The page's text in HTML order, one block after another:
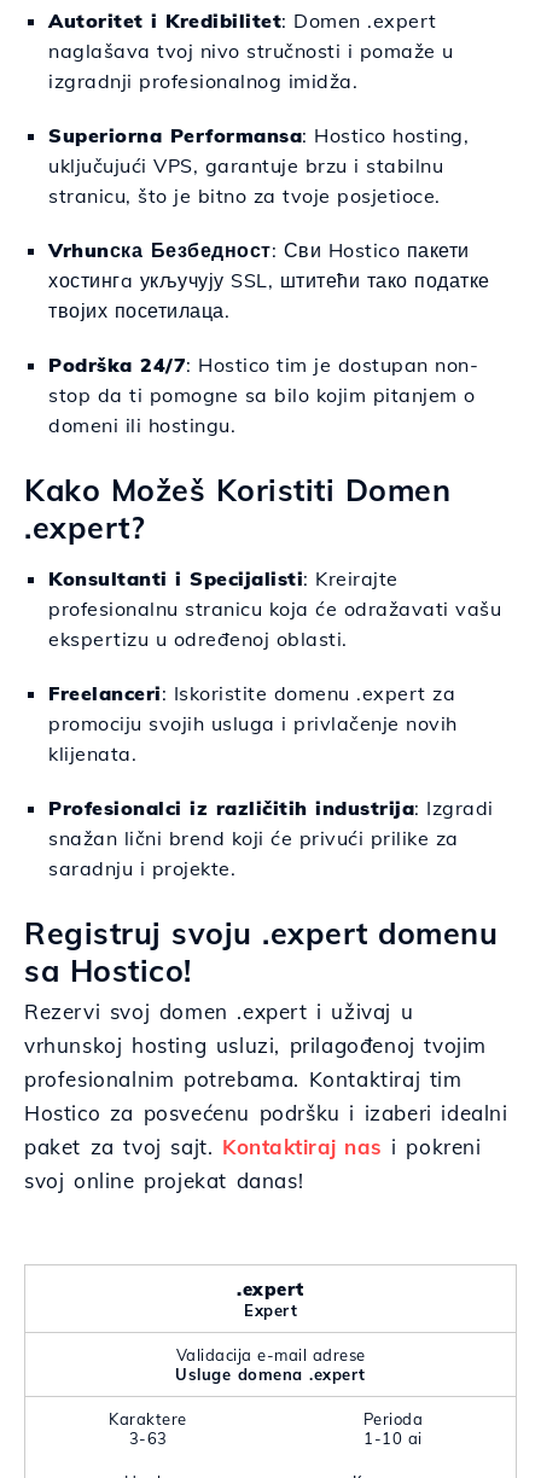
Autoritet i Kredibilitet: Domen .expert
naglašava tvoj nivo stručnosti i pomaže u
izgradnji profesionalnog imidža.
Superiorna Performansa: Hostico hosting,
uključujući VPS, garantuje brzu i stabilnu
stranicu, što je bitno za tvoje posjetioce.
Vrhunска Безбедност: Сви Hostico пакети
хостингa укључују SSL, штитећи тако податке
твојих посетилаца.
Podrška 24/7: Hostico tim je dostupan non-
stop da ti pomogne sa bilo kojim pitanjem o
domeni ili hostingu.
Kako Možeš Koristiti Domen
.expert?
Konsultanti i Specijalisti: Kreirajte
profesionalnu stranicu koja će odražavati vašu
ekspertizu u određenoj oblasti.
Freelanceri: Iskoristite domenu .expert za
promociju svojih usluga i privlačenje novih
klijenata.
Profesionalci iz različitih industrija: Izgradi
snažan lični brend koji će privući prilike za
saradnju i projekte.
Registruj svoju .expert domenu
sa Hostico!
Rezervi svoj domen .expert i uživaj u
vrhunskoj hosting usluzi, prilagođenoj tvojim
profesionalnim potrebama. Kontaktiraj tim
Hostico za posvećenu podršku i izaberi idealni
paket za tvoj sajt. Kontaktiraj nas i pokreni
svoj online projekat danas!
.expert
Expert
Validacija e-mail adrese
Usluge domena .expert
Karaktere
3-63
Perioda
1-10 ai